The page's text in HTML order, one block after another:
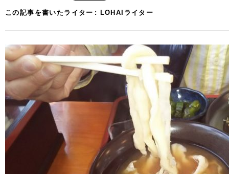
この記事を書いたライター LOHAIライター